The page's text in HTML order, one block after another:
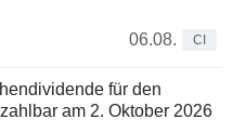
06.08.
CI
für den
am 2. Oktober 2026